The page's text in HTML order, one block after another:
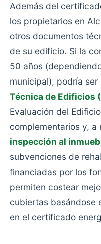
Además del
los propietarios en
otros documentos
de su edificio. Si la
50 años
municipal), podría ser
Técnica de Edificios
Evaluación del
complementarios y, a
inspección al
subvenciones de
financiadas por los
permiten costear
cubiertas basándose
en el certificado